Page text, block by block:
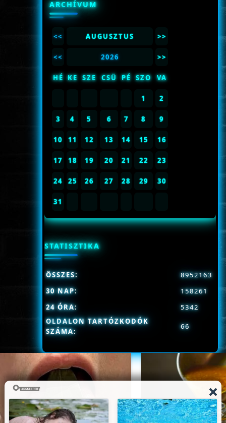
ARCHÍVUM
<< AUGUSZTUS >>
<< 2026 >>
HÉ KE SZE CSÜ PÉ SZO VA
1 2
3 4 5 6 7 8 9
10 11 12 13 14 15 16
17 18 19 20 21 22 23
24 25 26 27 28 29 30
31
STATISZTIKA
OLDALON TARTÓZKODÓK
SZÁMA:
66
ÖSSZES:
8952163
30 NAP:
158261
24 ÓRA:
5342